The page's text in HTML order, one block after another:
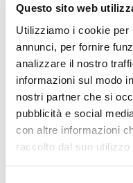
Questo sito web
Utilizziamo i cookie per
annunci, per fornire
analizzare il nostro
informazioni sul modo
nostri partner che si
pubblicità e social
con altre informazioni
raccolto dal suo utilizzo
Lascia un
L'indirizzo email non
obbligatori sono
Nome*